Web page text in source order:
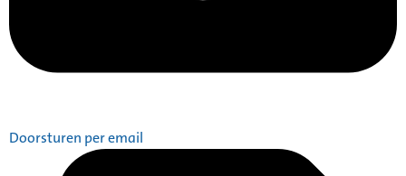
Doorsturen per email